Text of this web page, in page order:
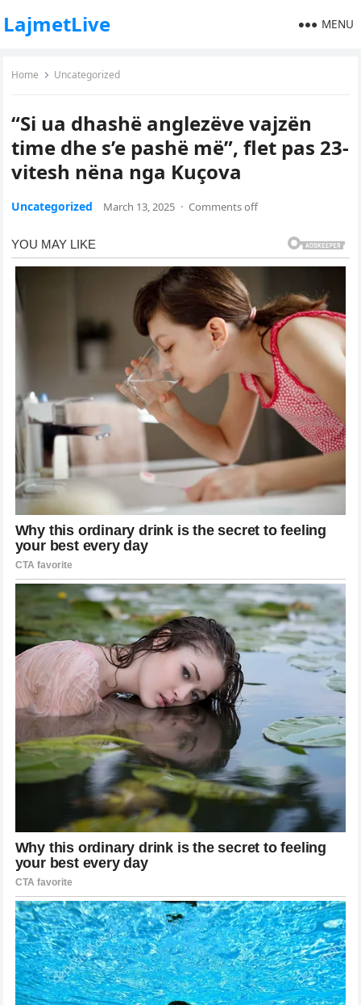
LajmetLive MENU
Home Uncategorized
“Si ua dhashë anglezëve vajzën
time dhe s’e pashë më”, flet pas 23-
vitesh nëna nga Kuçova
Uncategorized March 13, 2025 · Comments off